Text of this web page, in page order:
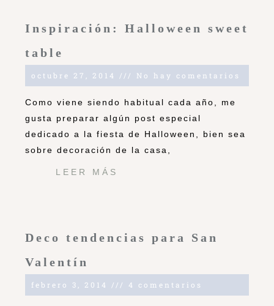
Inspiración: Halloween sweet
table
octubre 27, 2014 No hay comentarios
Como viene siendo habitual cada año, me
gusta preparar algún post especial
dedicado a la fiesta de Halloween, bien sea
sobre decoración de la casa,
LEER MÁS
Deco tendencias para San
Valentín
febrero 3, 2014 4 comentarios